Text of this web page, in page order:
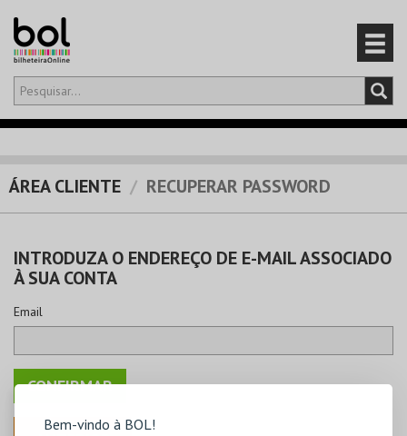
Bem-vindo à BOL!
Olá,iniciar sessão
EVENTOS
CARTÕES
PRODUTOS
ÁREA CLIENTE RECUPERAR PASSWORD
INTRODUZA O ENDEREÇO DE E-MAIL ASSOCIADO
À SUA CONTA
Email